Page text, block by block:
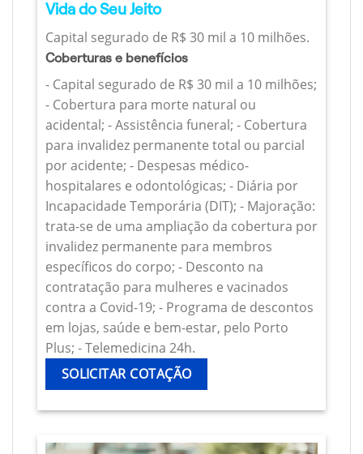
Vida do Seu Jeito
Capital segurado de R$ 30 mil a 10 milhões.
Coberturas e benefícios
- Capital segurado de R$ 30 mil a 10 milhões;
- Cobertura para morte natural ou
acidental; - Assistência funeral; - Cobertura
para invalidez permanente total ou parcial
por acidente; - Despesas médico-
hospitalares e odontológicas; - Diária por
Incapacidade Temporária (DIT); - Majoração:
trata-se de uma ampliação da cobertura por
invalidez permanente para membros
específicos do corpo; - Desconto na
contratação para mulheres e vacinados
contra a Covid-19; - Programa de descontos
em lojas, saúde e bem-estar, pelo Porto
Plus; - Telemedicina 24h.
SOLICITAR COTAÇÃO